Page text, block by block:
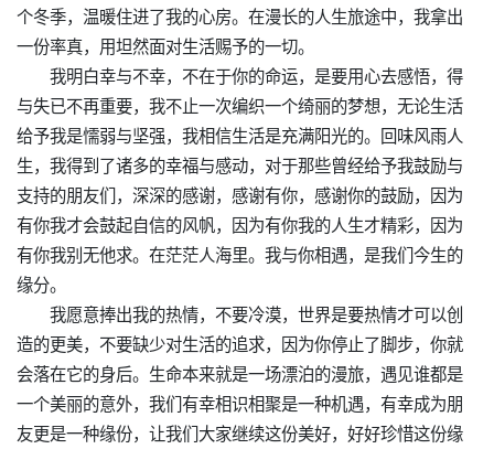
个冬季，温暖住进了我的心房。在漫长的人生旅途中，我拿出
一份率真，用坦然面对生活赐予的一切。
我明白幸与不幸，不在于你的命运，是要用心去感悟，得
与失已不再重要，我不止一次编织一个绮丽的梦想，无论生活
给予我是懦弱与坚强，我相信生活是充满阳光的。回味风雨人
生，我得到了诸多的幸福与感动，对于那些曾经给予我鼓励与
支持的朋友们，深深的感谢，感谢有你，感谢你的鼓励，因为
有你我才会鼓起自信的风帆，因为有你我的人生才精彩，因为
有你我别无他求。在茫茫人海里。我与你相遇，是我们今生的
缘分。
我愿意捧出我的热情，不要冷漠，世界是要热情才可以创
造的更美，不要缺少对生活的追求，因为你停止了脚步，你就
会落在它的身后。生命本来就是一场漂泊的漫旅，遇见谁都是
一个美丽的意外，我们有幸相识相聚是一种机遇，有幸成为朋
友更是一种缘份，让我们大家继续这份美好，好好珍惜这份缘